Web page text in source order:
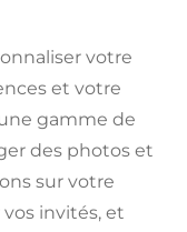
votre
et votre
gamme de
des photos et
sur votre
invités, et